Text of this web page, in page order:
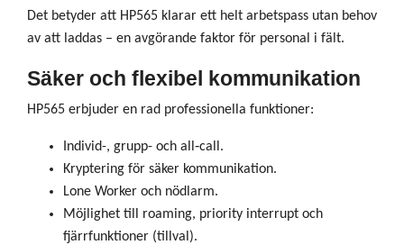
Det betyder att HP565 klarar ett helt arbetspass utan behov
av att laddas – en avgörande faktor för personal i fält.
Säker och flexibel kommunikation
HP565 erbjuder en rad professionella funktioner:
Individ-, grupp- och all‑call.
Kryptering för säker kommunikation.
Lone Worker och nödlarm.
Möjlighet till roaming, priority interrupt och
fjärrfunktioner (tillval).